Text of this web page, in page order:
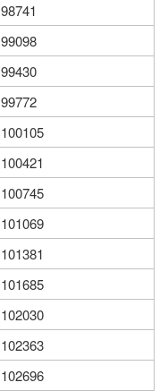
98741
99098
99430
99772
100105
100421
100745
101069
101381
101685
102030
102363
102696